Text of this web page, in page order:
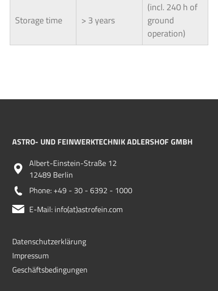
Storage time > 3 years
(incl. 240 h of
ground
operation)
ASTRO- UND FEINWERKTECHNIK ADLERSHOF GMBH
Albert-Einstein-Straße 12
12489 Berlin
Phone: +49 - 30 - 6392 - 1000
E-Mail: info(at)astrofein.com
Datenschutzerklärung
Impressum
Geschäftsbedingungen